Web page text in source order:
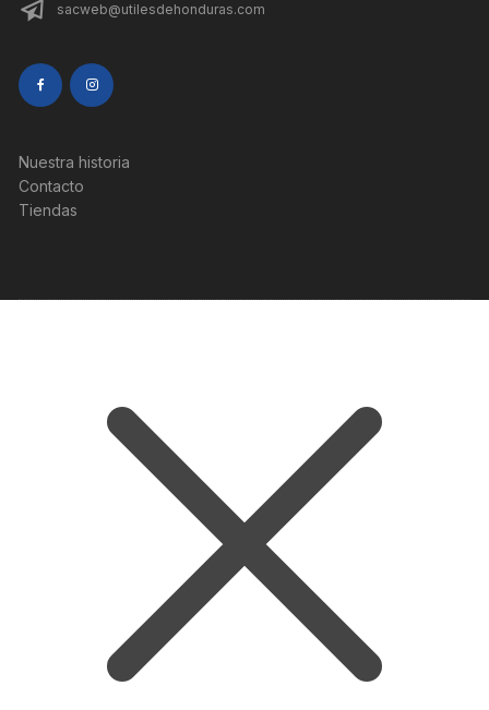
sacweb@utilesdehonduras.com
Nuestra historia
Contacto
Tiendas